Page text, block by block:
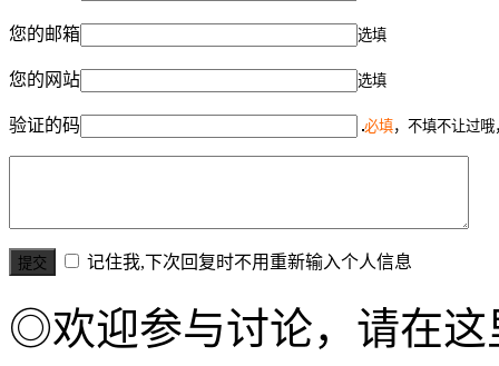
您的邮箱 选填
您的网站 选填
验证的码 必填，不填不让过
记住我,下次回复时不用重新输入个人信息
◎欢迎参与讨论，请在这